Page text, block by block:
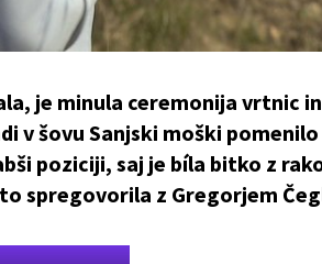
je minula ceremonija vrtnic
v šovu Sanjski moški
poziciji, saj je bíla bitko z
spregovorila z Gregorjem